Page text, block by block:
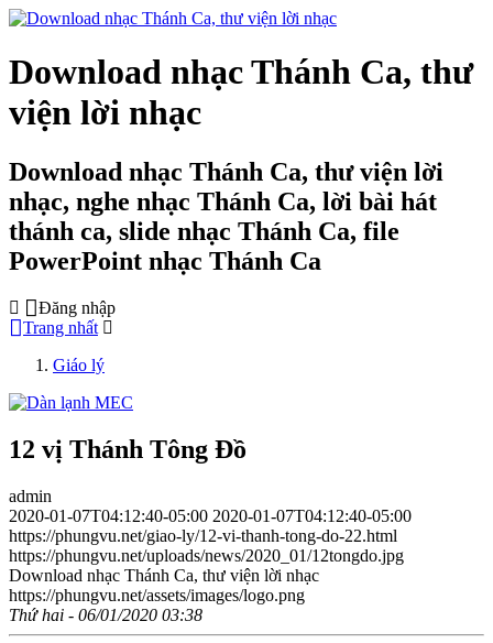
Download nhạc Thánh Ca, thư
viện lời nhạc
Download nhạc Thánh Ca, thư viện lời
nhạc, nghe nhạc Thánh Ca, lời bài hát
thánh ca, slide nhạc Thánh Ca, file
PowerPoint nhạc Thánh Ca
Đăng nhập
Trang nhất
Giáo lý
12 vị Thánh Tông Đồ
admin
2020-01-07T04:12:40-05:00 2020-01-07T04:12:40-05:00
https://phungvu.net/giao-ly/12-vi-thanh-tong-do-22.html
https://phungvu.net/uploads/news/2020_01/12tongdo.jpg
Download nhạc Thánh Ca, thư viện lời nhạc
https://phungvu.net/assets/images/logo.png
Thứ hai - 06/01/2020 03:38